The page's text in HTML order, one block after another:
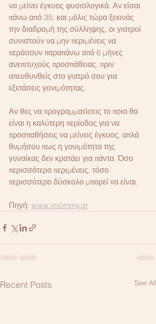
να μείνει έγκυος φυσιολογικά. Αν είσαι
πάνω από 35, και μόλις τώρα ξεκινάς
την διαδρομή της σύλληψης, οι γιατροί
συνιστούν να μην περιμένεις να
περάσουν παραπάνω από 6 μήνες
ανεπιτυχούς προσπάθειας, πριν
απευθυνθείς στο γιατρό σου για
εξετάσεις γονιμότητας.
Αν θες να προγραμματίσεις το ποια θα
είναι η καλύτερη περίοδος για να
προσπαθήσεις να μείνεις έγκυος, απλά
θυμήσου πως η γονιμότητα της
γυναίκας δεν κρατάει για πάντα. Όσο
περισσότερο περιμένεις, τόσο
περισσότερο δύσκολο μπορεί να είναι.
Πηγή: www.imommy.gr
Recent Posts See All